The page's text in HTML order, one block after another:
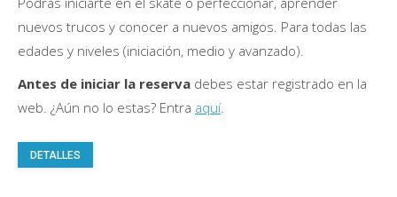
nuevos trucos y conocer a nuevos amigos. Para todas las
edades y niveles (iniciación, medio y avanzado).
Antes de iniciar la reserva debes estar registrado en la
web. ¿Aún no lo estas? Entra aquí.
DETALLES